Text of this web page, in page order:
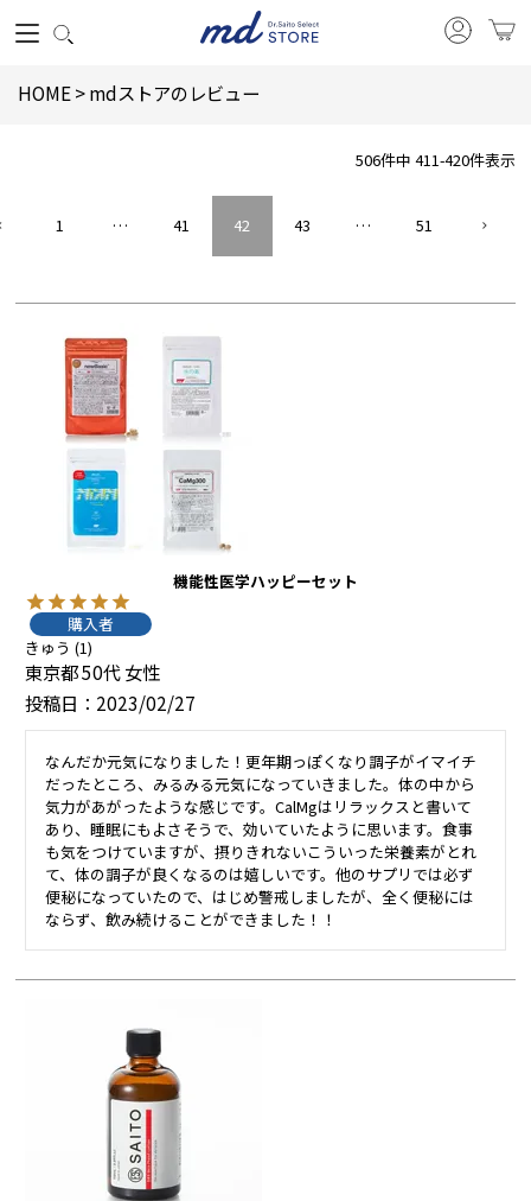
HOME mdストアのレビュー
506件中 411-420件表示
1 … 41 42 43 … 51
機能性医学ハッピーセット
購入者
きゅう 1
東京都50代女性
投稿日
2023/02/27
なんだか元気になりました！更年期っぽくなり調子がイマイチ
だったところ、みるみる元気になっていきました。体の中から
気力があがったような感じです。CalMgはリラックスと書いて
あり、睡眠にもよさそうで、効いていたように思います。食事
も気をつけていますが、摂りきれないこういった栄養素がとれ
て、体の調子が良くなるのは嬉しいです。他のサプリでは必ず
便秘になっていたので、はじめ警戒しましたが、全く便秘には
ならず、飲み続けることができました！！